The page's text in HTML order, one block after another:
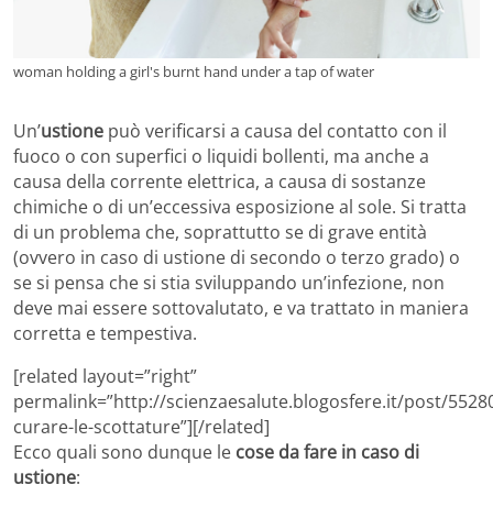
woman holding a girl's burnt hand under a tap of water
Un’ustione può verificarsi a causa del contatto con il
fuoco o con superfici o liquidi bollenti, ma anche a
causa della corrente elettrica, a causa di sostanze
chimiche o di un’eccessiva esposizione al sole. Si tratta
di un problema che, soprattutto se di grave entità
(ovvero in caso di ustione di secondo o terzo grado) o
se si pensa che si stia sviluppando un’infezione, non
deve mai essere sottovalutato, e va trattato in maniera
corretta e tempestiva.
[related layout=”right”
permalink=”http://scienzaesalute.blogosfere.it/post/
curare-le-scottature”][/related]
Ecco quali sono dunque le cose da fare in caso di
ustione: